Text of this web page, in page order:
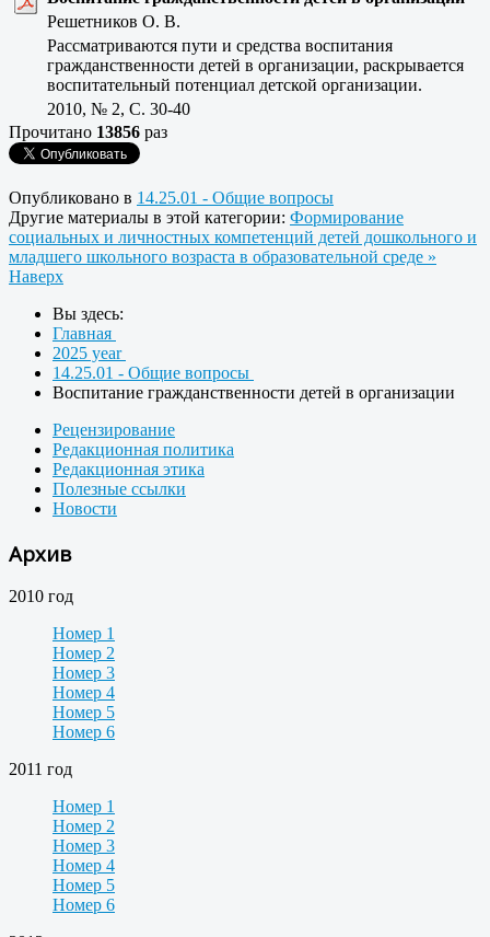
Решетников О. В.
Рассматриваются пути и средства воспитания
гражданственности детей в организации, раскрывается
воспитательный потенциал детской организации.
2010, № 2, C. 30-40
Прочитано 13856 раз
Опубликовано в 14.25.01 - Общие вопросы
Другие материалы в этой категории: Формирование
социальных и личностных компетенций детей дошкольного и
младшего школьного возраста в образовательной среде »
Наверх
Вы здесь:
Главная
2025 year
14.25.01 - Общие вопросы
Воспитание гражданственности детей в организации
Рецензирование
Редакционная политика
Редакционная этика
Полезные ссылки
Новости
Архив
2010 год
Номер 1
Номер 2
Номер 3
Номер 4
Номер 5
Номер 6
2011 год
Номер 1
Номер 2
Номер 3
Номер 4
Номер 5
Номер 6